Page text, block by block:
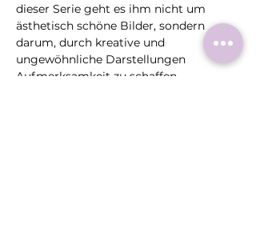
dieser Serie geht es ihm nicht um
ästhetisch schöne Bilder, sondern
darum, durch kreative und
ungewöhnliche Darstellungen
Aufmerksamkeit zu schaffen.